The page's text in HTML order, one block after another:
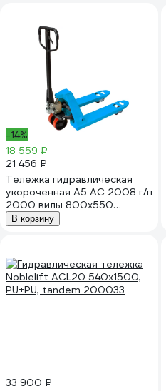
-14%
18 559 ₽
21 456 ₽
Тележка гидравлическая
укороченная А5 AC 2008 г/п
2000 вилы 800x550
1007801
В корзину
33 900 ₽